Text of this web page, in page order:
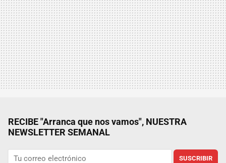
RECIBE "Arranca que nos vamos", NUESTRA
NEWSLETTER SEMANAL
SUSCRIBIR